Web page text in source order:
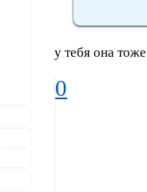
у тебя она
0